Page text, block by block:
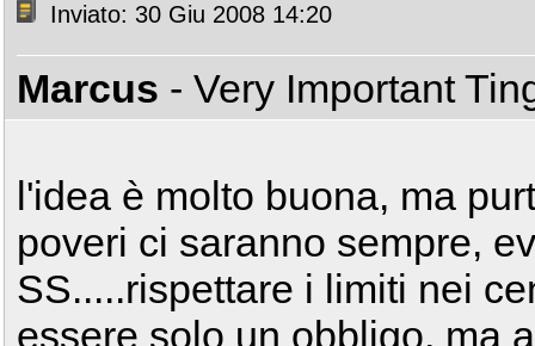
Inviato: 30 Giu 2008 14:20
Marcus - Very Important
l'idea è molto buona, ma
poveri ci saranno sempre,
SS.....rispettare i limiti nei
essere solo un obbligo, ma